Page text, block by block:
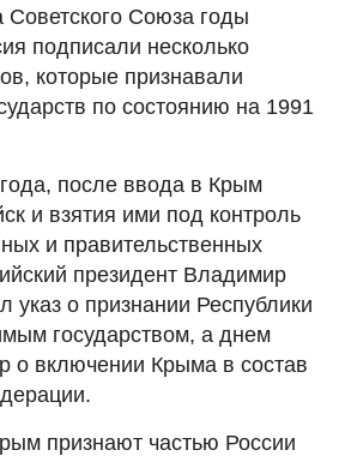
Советского Союза годы
подписали несколько
которые признавали
по состоянию на 1991
после ввода в Крым
и взятия ими под контроль
и правительственных
президент Владимир
указ о признании Республики
государством, а днем
о включении Крыма в состав
признают частью России